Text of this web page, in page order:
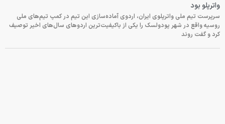
واترپلو بود
سرپرست تیم ملی واترپلوی ایران، اردوی آماده‌سازی این تیم در کمپ تیم‌های ملی
روسیه واقع در شهر پودولسک را یکی از باکیفیت‌ترین اردوهای سال‌های اخیر توصیف
کرد و گفت روند